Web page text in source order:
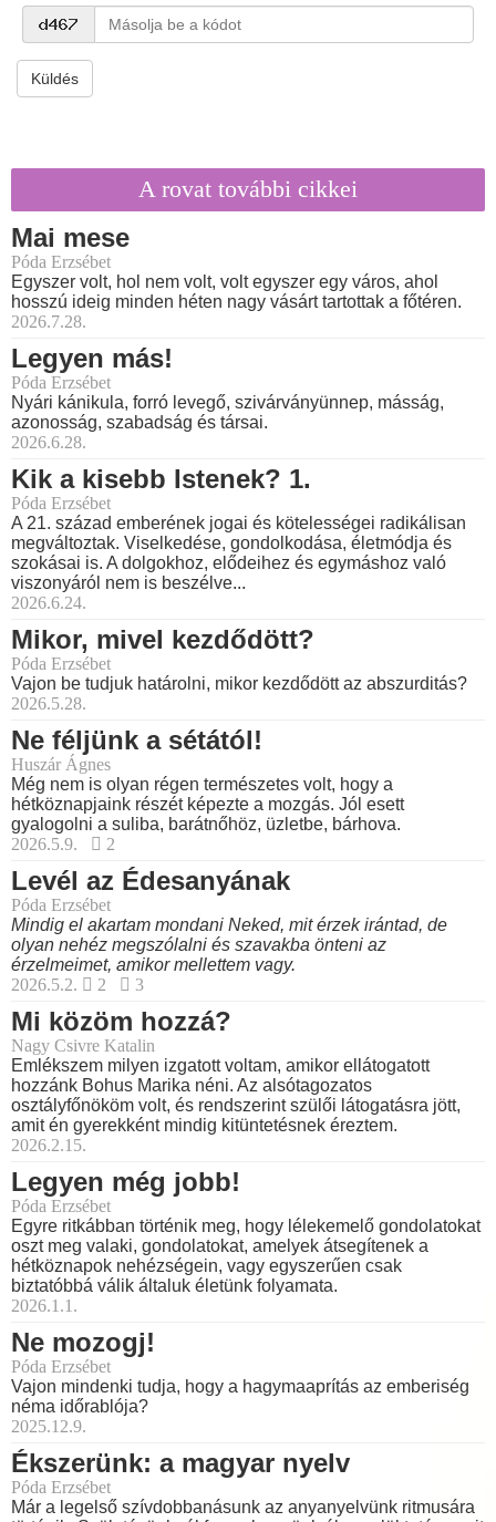
Küldés
A rovat további cikkei
Mai mese
Póda Erzsébet
Egyszer volt, hol nem volt, volt egyszer egy város, ahol
hosszú ideig minden héten nagy vásárt tartottak a főtéren.
2026.7.28.
Legyen más!
Póda Erzsébet
Nyári kánikula, forró levegő, szivárványünnep, másság,
azonosság, szabadság és társai.
2026.6.28.
Kik a kisebb Istenek? 1.
Póda Erzsébet
A 21. század emberének jogai és kötelességei radikálisan
megváltoztak. Viselkedése, gondolkodása, életmódja és
szokásai is. A dolgokhoz, elődeihez és egymáshoz való
viszonyáról nem is beszélve...
2026.6.24.
Mikor, mivel kezdődött?
Póda Erzsébet
Vajon be tudjuk határolni, mikor kezdődött az abszurditás?
2026.5.28.
Ne féljünk a sétától!
Huszár Ágnes
Még nem is olyan régen természetes volt, hogy a
hétköznapjaink részét képezte a mozgás. Jól esett
gyalogolni a suliba, barátnőhöz, üzletbe, bárhova.
2026.5.9.
2
Levél az Édesanyának
Póda Erzsébet
Mindig el akartam mondani Neked, mit érzek irántad, de
olyan nehéz megszólalni és szavakba önteni az
érzelmeimet, amikor mellettem vagy.
2026.5.2.
2 3
Mi közöm hozzá?
Nagy Csivre Katalin
Emlékszem milyen izgatott voltam, amikor ellátogatott
hozzánk Bohus Marika néni. Az alsótagozatos
osztályfőnököm volt, és rendszerint szülői látogatásra jött,
amit én gyerekként mindig kitüntetésnek éreztem.
2026.2.15.
Legyen még jobb!
Póda Erzsébet
Egyre ritkábban történik meg, hogy lélekemelő gondolatokat
oszt meg valaki, gondolatokat, amelyek átsegítenek a
hétköznapok nehézségein, vagy egyszerűen csak
biztatóbbá válik általuk életünk folyamata.
2026.1.1.
Ne mozogj!
Póda Erzsébet
Vajon mindenki tudja, hogy a hagymaaprítás az emberiség
néma időrablója?
2025.12.9.
Ékszerünk: a magyar nyelv
Póda Erzsébet
Már a legelső szívdobbanásunk az anyanyelvünk ritmusára